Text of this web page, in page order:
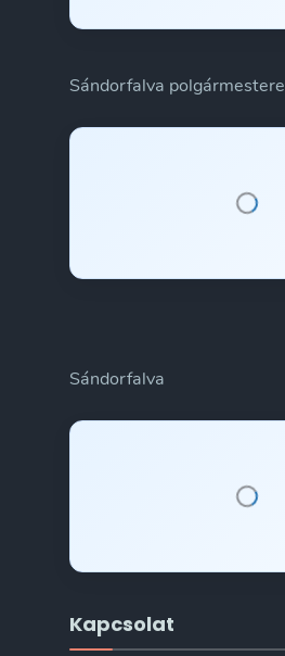
Sándorfalva polgármestere
Sándorfalva
Kapcsolat